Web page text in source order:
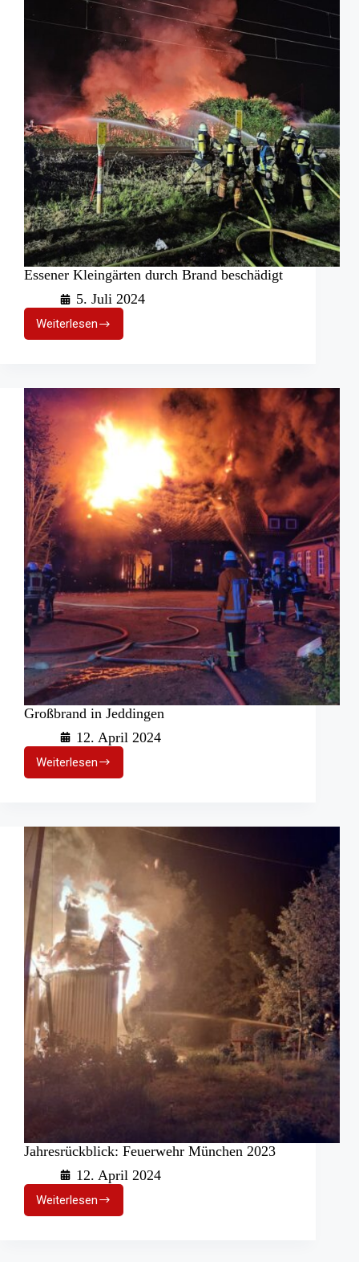
Essener Kleingärten durch Brand beschädigt
5. Juli 2024
Weiterlesen
Essener
Kleingärten
beschädigt
Großbrand in Jeddingen
12. April 2024
WeiterlesenGroßbrand
in
Jahresrückblick: Feuerwehr München 2023
12. April 2024
WeiterlesenJahresrückblick:
Feuerwehr